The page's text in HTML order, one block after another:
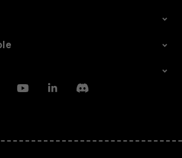
YoutubeLinkedinDiscord